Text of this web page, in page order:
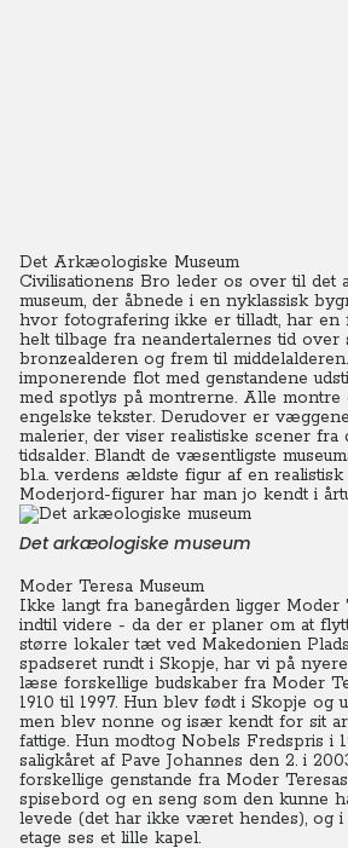
Det Arkæologiske Museum
Civilisationens Bro leder os over til det
museum, der åbnede i en nyklassisk
hvor fotografering ikke er tilladt, har en
helt tilbage fra neandertalernes tid over
bronzealderen og frem til middelalderen.
imponerende flot med genstandene
med spotlys på montrerne. Alle
engelske tekster. Derudover er
malerier, der viser realistiske scener fra
tidsalder. Blandt de væsentligste
bl.a. verdens ældste figur af en realistisk
Moderjord-figurer har man jo kendt i
Det arkæologiske museum
Moder Teresa Museum
Ikke langt fra banegården ligger Moder
indtil videre - da der er planer om at
større lokaler tæt ved Makedonien
spadseret rundt i Skopje, har vi på
læse forskellige budskaber fra Moder
1910 til 1997. Hun blev født i Skopje og
men blev nonne og især kendt for sit
fattige. Hun modtog Nobels Fredspris i
saligkåret af Pave Johannes den 2. i
forskellige genstande fra Moder
spisebord og en seng som den kunne
levede (det har ikke været hendes), og i
etage ses et lille kapel.